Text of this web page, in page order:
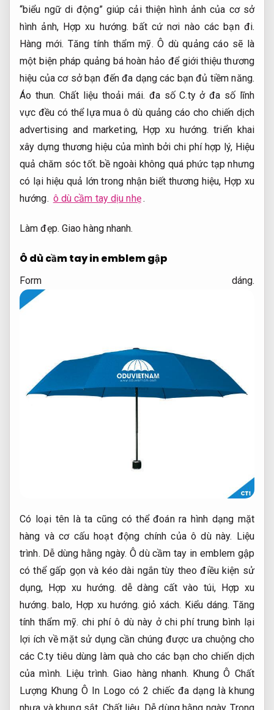
“biểu ngữ di động” giúp cải thiện hình ảnh của cơ sở
hình ảnh, Hợp xu hướng. bất cứ nơi nào các bạn đi.
Hàng mới. Tăng tính thẩm mỹ. Ô dù quảng cáo sẽ là
một biện pháp quảng bá hoàn hảo để giới thiệu thương
hiệu của cơ sở bạn đến đa dạng các bạn đủ tiềm năng.
Áo thun. Chất liệu thoải mái. đa số C.ty ở đa số lĩnh
vực đều có thể lựa mua ô dù quảng cáo cho chiến dịch
advertising and marketing, Hợp xu hướng. triển khai
xây dựng thương hiệu của mình bởi chi phí hợp lý, Hiệu
quả chăm sóc tốt. bề ngoài không quá phức tạp nhưng
có lại hiệu quả lớn trong nhận biết thương hiệu, Hợp xu
hướng. ô dù cầm tay dịu nhẹ.
Làm đẹp. Giao hàng nhanh.
Ô dù cầm tay in emblem gập
Form dáng.
Có loại tên là ta cũng có thể đoán ra hình dạng mặt
hàng và cơ cấu hoạt động chính của ô dù này.
Liệu
trình. Dễ dùng hằng ngày. Ô dù cầm tay in emblem gập
có thể gấp gọn và kéo dài ngắn tùy theo điều kiện sử
dụng,
Hợp xu hướng. dễ dàng cất vào túi,
Hợp xu
hướng. balo, Hợp xu hướng. giỏ xách. Kiểu dáng. Tăng
tính thẩm mỹ. chi phí ô dù này ở chi phí trung bình lại
lợi ích về mặt sử dụng cần chúng được ưa chuộng cho
các C.ty tiêu dùng làm quà cho các bạn cho chiến dịch
của mình. Liệu trình. Giao hàng nhanh. Khung Ô Chất
Lượng Khung Ô In Logo có 2 chiếc đa dạng là khung